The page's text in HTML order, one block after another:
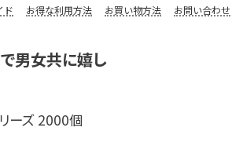
ド お得な利用方法 お買い物方法 お問い合わせ
男女共に嬉し
ーズ 2000個